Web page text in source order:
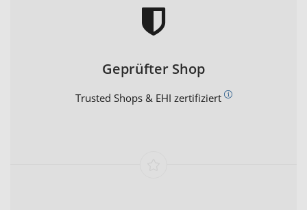
Geprüfter Shop
Trusted Shops & EHI zertifiziert